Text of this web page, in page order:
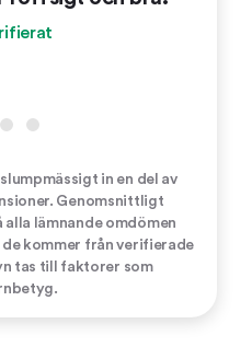
in en del av
Genomsnittligt
lämnande omdömen
kommer från verifierade
tas till faktorer som